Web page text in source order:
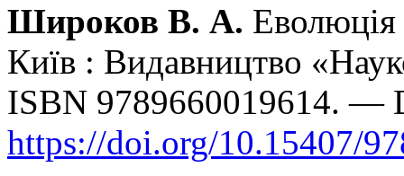
Широков В. А.
Київ : Видавництво
ISBN 9789660019614. —
https://doi.org/10.15407/